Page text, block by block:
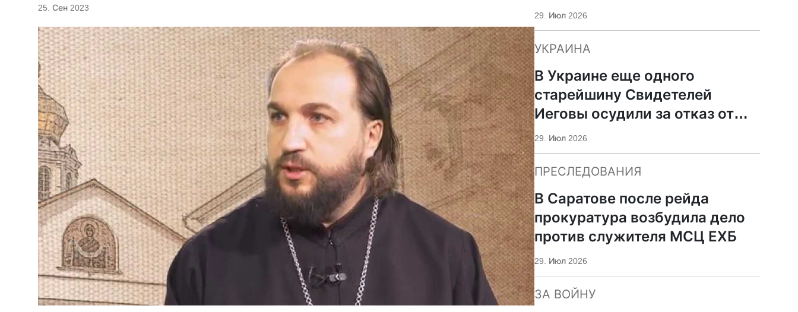
25. Сен 2023
ПЦУ
29. Июл 2026
УКРАИНА
В Украине еще одного
старейшину Свидетелей
Иеговы осудили за отказ от
мобилизации
29. Июл 2026
ПРЕСЛЕДОВАНИЯ
В Саратове после рейда
прокуратура возбудила дело
против служителя МСЦ ЕХБ
29. Июл 2026
ЗА ВОЙНУ